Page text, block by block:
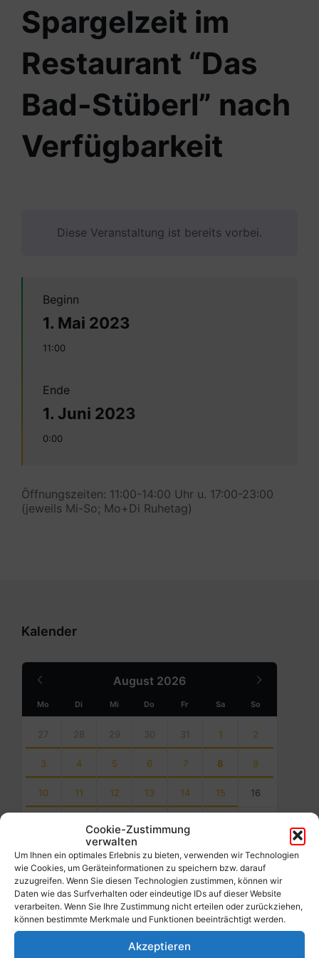
Cookie-Zustimmung
verwalten
Um Ihnen ein optimales Erlebnis zu bieten, verwenden wir Technologien
wie Cookies, um Geräteinformationen zu speichern bzw. darauf
zuzugreifen. Wenn Sie diesen Technologien zustimmen, können wir
Daten wie das Surfverhalten oder eindeutige IDs auf dieser Website
verarbeiten. Wenn Sie Ihre Zustimmung nicht erteilen oder zurückziehen,
können bestimmte Merkmale und Funktionen beeinträchtigt werden.
Akzeptieren
Spargelzeit im
Restaurant “Das
Bad-Stüberl” nach
Verfügbarkeit
Diese Veranstaltung ist bereits vorbei.
Beginn
1. Mai 2023
11:00
Ende
1. Juni 2023
0:00
Öffnungszeiten: 11:00-14:00 Uhr u. 17:00-23:00
(jeweils Mi-So; Mo+Di Ruhetag)
Kalender
August 2026
Month
Mo Di Mi Do Fr Sa So
calendar
days
27 28 29 30 31 1 2
3 4 5 6 7 8 9
10 11 12 13 14 15 16
24 25 26 27 28 29 30
31 1 2 3 4 5 6
Back
to
calendar